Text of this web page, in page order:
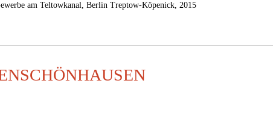
am Teltowkanal, Berlin Treptow-Köpenick, 2015